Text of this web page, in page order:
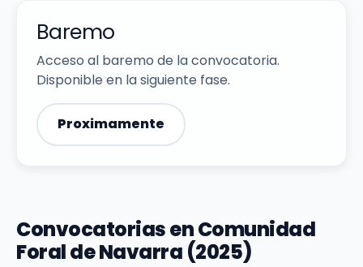
Baremo
Acceso al baremo de la convocatoria.
Disponible en la siguiente fase.
Proximamente
Convocatorias en Comunidad
Foral de Navarra (2025)